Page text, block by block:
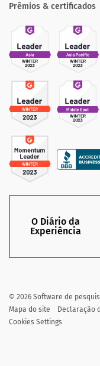
Prêmios & certificados
O Diário da
Experiência
© 2026 Software de
Mapa do site
Declaração
Cookies Settings